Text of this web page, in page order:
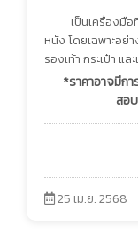
เป็นเครื่องมื
หนัง โดยเฉพาะอย่
รองเท้า กระเป๋า แ
*ราคาอาจมีก
สอ
25 เม.ย. 2568